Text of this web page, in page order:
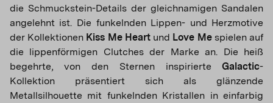
die Schmuckstein-Details der gleichnamigen Sandalen
angelehnt ist. Die funkelnden Lippen- und Herzmotive
der Kollektionen Kiss Me Heartund Love Mespielen auf
die lippenförmigen Clutches der Marke an. Die heiß
begehrte, von den Sternen inspirierteGalactic-
Kollektion präsentiert sich als glänzende
Metallsilhouette mit funkelnden Kristallen in einfarbig